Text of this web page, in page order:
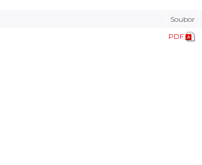
Soubor
PDF